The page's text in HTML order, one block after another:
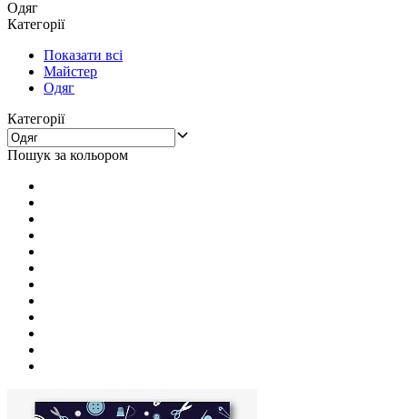
Одяг
Категорії
Показати всі
Майстер
Одяг
Категорії
Пошук за кольором